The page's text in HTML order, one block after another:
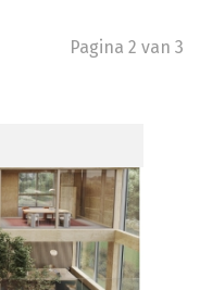
Pagina 2 van 3